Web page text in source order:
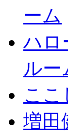
ーム
ハロ
ルー
ここ
増田